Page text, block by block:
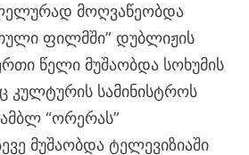
მოღვაწეობდა
ფილმში” დუბლიჟის
წელი მუშაობდა სოხუმის
კულტურის სამინისტროს
“ორერას”
მუშაობდა ტელევიზიაში